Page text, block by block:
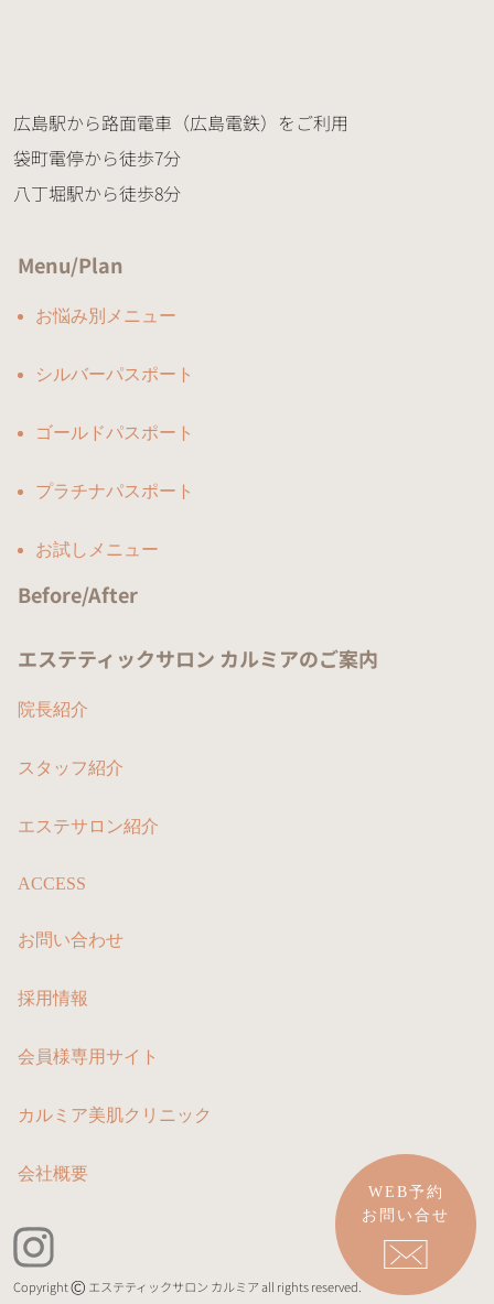
WEB予約
お問い合せ
広島駅から路面電車（広島電鉄）をご利用
袋町電停から徒歩7分
八丁堀駅から徒歩8分
Menu/Plan
お悩み別メニュー
シルバーパスポート
ゴールドパスポート
プラチナパスポート
お試しメニュー
Before/After
エステティックサロン カルミアのご案内
院長紹介
スタッフ紹介
エステサロン紹介
ACCESS
お問い合わせ
採用情報
会員様専用サイト
カルミア美肌クリニック
会社概要
Copyright エステティックサロン カルミア all rights reserved.